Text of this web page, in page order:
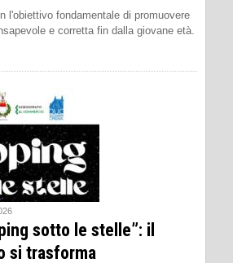
l'obiettivo fondamentale di promuovere
e corretta fin dalla giovane età.
sotto le stelle”: il
si trasforma